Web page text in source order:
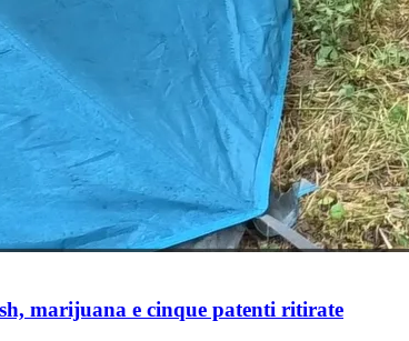
marijuana e cinque patenti ritirate